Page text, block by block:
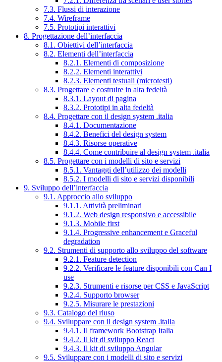
7.3. Flussi di interazione
7.4. Wireframe
7.5. Prototipi interattivi
8. Progettazione dell’interfaccia
8.1. Obiettivi dell’interfaccia
8.2. Elementi dell’interfaccia
8.2.1. Elementi di composizione
8.2.2. Elementi interattivi
8.2.3. Elementi testuali (microtesti)
8.3. Progettare e costruire in alta fedeltà
8.3.1. Layout di pagina
8.3.2. Prototipi in alta fedeltà
8.4. Progettare con il design system .italia
8.4.1. Documentazione
8.4.2. Benefici del design system
8.4.3. Risorse operative
8.4.4. Come contribuire al design system .italia
8.5. Progettare con i modelli di sito e servizi
8.5.1. Vantaggi dell’utilizzo dei modelli
8.5.2. I modelli di sito e servizi disponibili
9. Sviluppo dell’interfaccia
9.1. Approccio allo sviluppo
9.1.1. Attività preliminari
9.1.2. Web design responsivo e accessibile
9.1.3. Mobile first
9.1.4. Progressive enhancement e Graceful
degradation
9.2. Strumenti di supporto allo sviluppo del software
9.2.1. Feature detection
9.2.2. Verificare le feature disponibili con Can I
use
9.2.3. Strumenti e risorse per CSS e JavaScript
9.2.4. Supporto browser
9.2.5. Misurare le prestazioni
9.3. Catalogo del riuso
9.4. Sviluppare con il design system .italia
9.4.1. Il framework Bootstrap Italia
9.4.2. Il kit di sviluppo React
9.4.3. Il kit di sviluppo Angular
9.5. Sviluppare con i modelli di sito e servizi